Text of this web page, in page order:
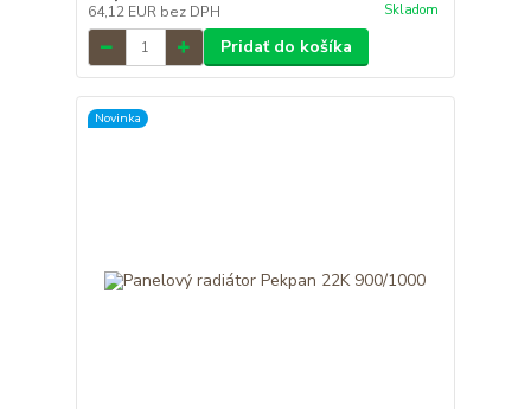
64,12 EUR bez DPH Skladom
Pridať do košíka
Novinka